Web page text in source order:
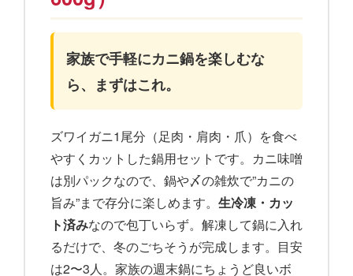
家族で手軽にカニ鍋を楽しむな
ら、まずはこれ。
ズワイガニ1尾分（足肉・肩肉・爪）を食べ
やすくカットした鍋用セットです。カニ味噌
は別パックなので、鍋や〆の雑炊で”カニの
旨み”まで存分に楽しめます。 生冷凍・カッ
ト済みなので包丁いらず。解凍して鍋に入れ
るだけで、冬のごちそうが完成します。目安
は2〜3人。家族の週末鍋にちょうど良いボ